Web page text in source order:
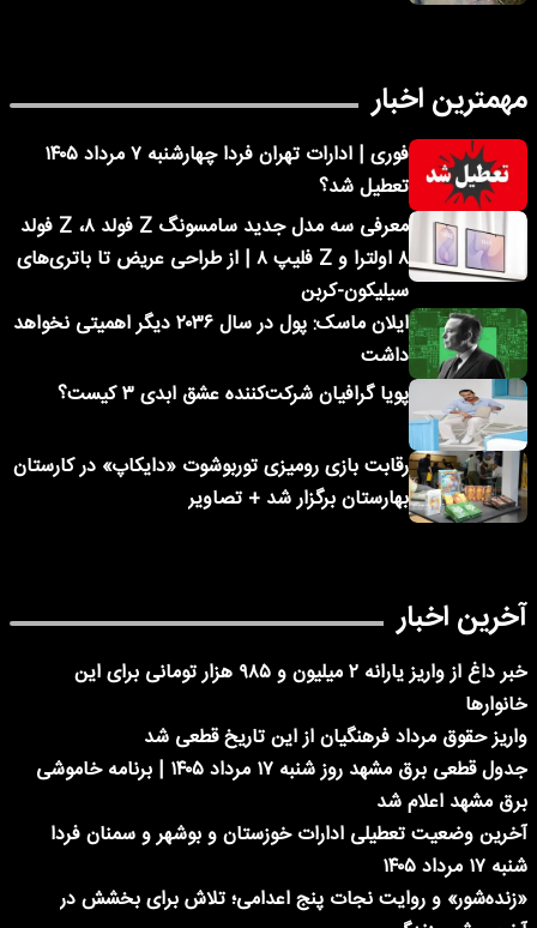
مهمترین اخبار
فوری | ادارات تهران فردا چهارشنبه ۷ مرداد ۱۴۰۵
تعطیل شد؟
معرفی سه مدل جدید سامسونگ Z فولد ۸، Z فولد
۸ اولترا و Z فلیپ ۸ | از طراحی عریض تا باتری‌های
سیلیکون-کربن
ایلان ماسک: پول در سال ۲۰۳۶ دیگر اهمیتی نخواهد
داشت
پویا گرافیان شرکت‌کننده عشق ابدی ۳ کیست؟
رقابت بازی رومیزی توربوشوت «دایکاپ» در کارستان
بهارستان برگزار شد + تصاویر
آخرین اخبار
خبر داغ از واریز یارانه ۲ میلیون و ۹۸۵ هزار تومانی برای این
خانوارها
واریز حقوق مرداد فرهنگیان از این تاریخ قطعی شد
جدول قطعی برق مشهد روز شنبه ۱۷ مرداد ۱۴۰۵ | برنامه خاموشی
برق مشهد اعلام شد
آخرین وضعیت تعطیلی ادارات خوزستان و بوشهر و سمنان فردا
شنبه ۱۷ مرداد ۱۴۰۵
«زنده‌شور» و روایت نجات پنج اعدامی؛ تلاش برای بخشش در